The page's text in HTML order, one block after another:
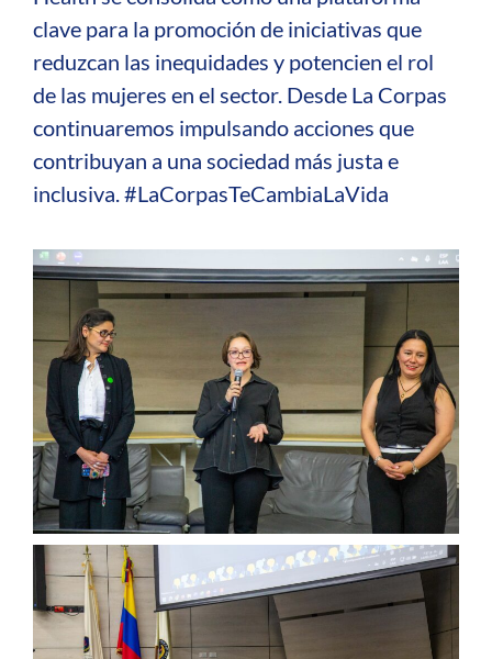
clave para la promoción de iniciativas que
reduzcan las inequidades y potencien el rol
de las mujeres en el sector. Desde La Corpas
continuaremos impulsando acciones que
contribuyan a una sociedad más justa e
inclusiva. #LaCorpasTeCambiaLaVida